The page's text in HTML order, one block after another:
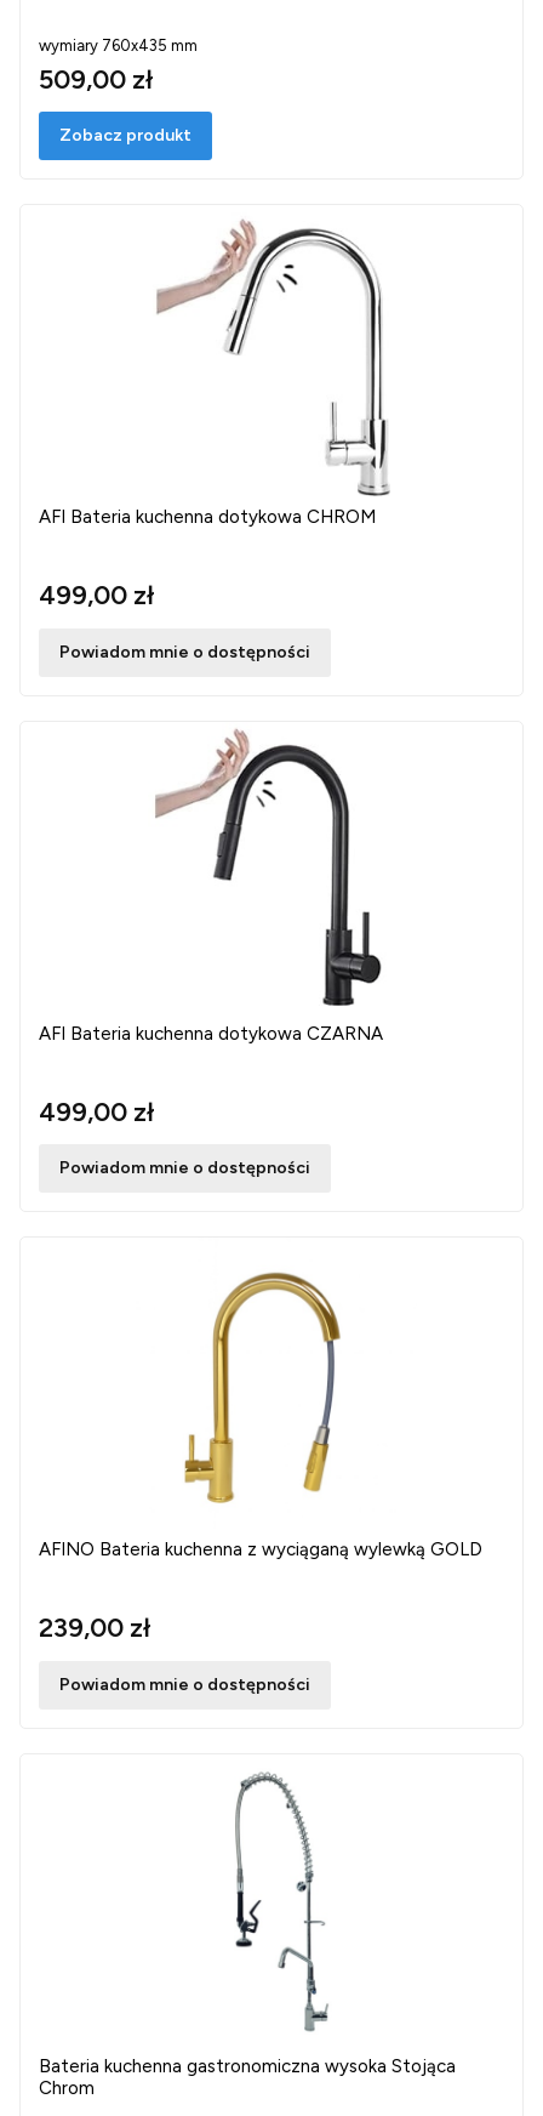
wymiary 760x435 mm
509,00 zł
Zobacz produkt
AFI Bateria kuchenna dotykowa CHROM
499,00 zł
Powiadom mnie o dostępności
AFI Bateria kuchenna dotykowa CZARNA
499,00 zł
Powiadom mnie o dostępności
AFINO Bateria kuchenna z wyciąganą wylewką GOLD
239,00 zł
Powiadom mnie o dostępności
Bateria kuchenna gastronomiczna wysoka Stojąca
Chrom